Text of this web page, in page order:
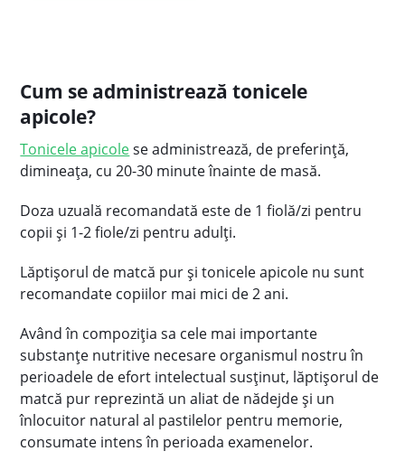
Cum se administrează tonicele
apicole?
Tonicele apicolese administrează, de preferință,
dimineața, cu 20-30 minute înainte de masă.
Doza uzuală recomandată este de 1 fiolă/zi pentru
copii şi 1-2 fiole/zi pentru adulţi.
Lăptişorul de matcă pur şi tonicele apicole nu sunt
recomandate copiilor mai mici de 2 ani.
Având în compoziţia sa cele mai importante
substanţe nutritive necesare organismul nostru în
perioadele de efort intelectual susţinut, lăptișorul de
matcă pur reprezintă un aliat de nădejde şi un
înlocuitor natural al pastilelor pentru memorie,
consumate intens în perioada examenelor.